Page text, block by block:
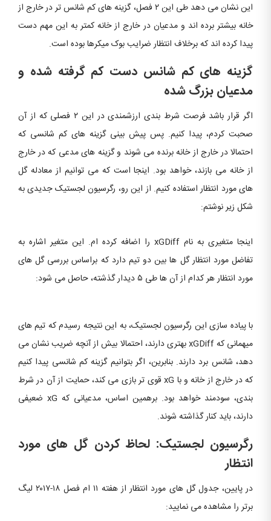
این نشان می دهد طی این ۲ فصل، گزینه های کم شانس تر در خارج از
خانه بیشتر برده اند و مدعیان در خارج از خانه کمتر به این مهم دست
پیدا کرده اند که برخلاف انتظار ضرایب بوک میکرها بوده است.
گزینه های کم شانس دست کم گرفته شده و
مدعیان بزرگ شده
اگر قرار باشد فرصت شرط بندی ارزشمندی در این ۲ فصلی که از آن
صحبت کردم، پیدا کنیم. پس پیش بینی گزینه های کم شانسی که
احتمالا در خارج از خانه برنده می شوند و گزینه های مدعی که در خارج
از خانه می بازند، خواهد بود. اینجا است که می توانیم از معادله گل
های مورد انتظار استفاده کنیم. از این رو، رگرسیون لجستیک جدیدی به
شکل زیر نوشتم:
اینجا متغیری به نام xGDiff را اضافه کرده ام. این متغیر اشاره به
تفاضل مورد انتظار گل ها بین دو تیم دارد که براساس بررسی گل های
مورد انتظار هر کدام از آن ها طی ۵ دیدار گذشته، حاصل می شود:
با پیاده سازی این رگرسیون لجستیک، به این نتیجه رسیدم که تیم های
میهمانی که xGDiff بهتری دارند، احتمالا بیش از آنچه ضریب نشان می
دهد، شانس برد دارند. بنابرین، اگر بتوانیم گزینه کم شانسی پیدا کنیم
که در خارج از خانه و با xG قوی تر بازی می کند، حمایت از آن در شرط
بندی، سودمند خواهد بود. برهمین اساس، مدعیانی که xG ضعیفی
دارند، باید کنار گذاشته شوند.
رگرسیون لجستیک: لحاظ کردن گل های مورد
انتظار
در پایین، جدول گل های مورد انتظار از هفته ۱۱ ام فصل ۱۸-۲۰۱۷ لیگ
برتر را مشاهده می نمایید: